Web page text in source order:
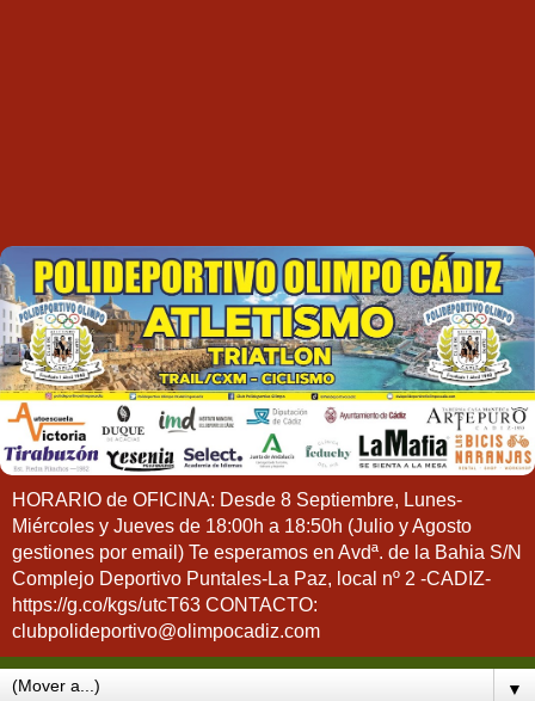
HORARIO de OFICINA: Desde 8 Septiembre, Lunes-
Miércoles y Jueves de 18:00h a 18:50h (Julio y Agosto
gestiones por email) Te esperamos en Avdª. de la Bahia S/N
Complejo Deportivo Puntales-La Paz, local nº 2 -CADIZ-
https://g.co/kgs/utcT63 CONTACTO:
clubpolideportivo@olimpocadiz.com
▼